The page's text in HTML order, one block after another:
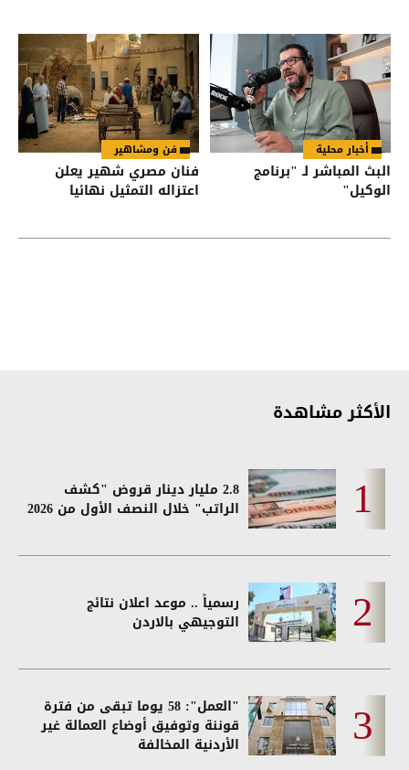
أخبار محلية
البث المباشر لـ "برنامج
الوكيل"
فن ومشاهير
فنان مصري شهير يعلن
اعتزاله التمثيل نهائيا
الأكثر مشاهدة
2.8 مليار دينار قروض "كشف
الراتب" خلال النصف الأول من 2026
رسمياً .. موعد اعلان نتائج
التوجيهي بالاردن
"العمل": 58 يوما تبقى من فترة
قوننة وتوفيق أوضاع العمالة غير
الأردنية المخالفة